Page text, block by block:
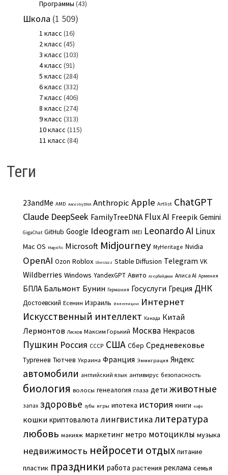
Программы (43)
Школа (1 509)
1 класс (16)
2 класс (45)
3 класс (103)
4 класс (91)
5 класс (284)
6 класс (332)
7 класс (406)
8 класс (274)
9 класс (313)
10 класс (115)
11 класс (84)
Теги
23andMe AMD AncestryDNA Anthropic Apple Artlist ChatGPT
Claude DeepSeek FamilyTreeDNA Flux AI Freepik Gemini
GigaChat GitHub Google Ideogram IMEI Leonardo AI Linux
Mac OS Magnific Microsoft Midjourney MyHeritage Nvidia
OpenAI Ozon Roblox SberJazz Stable Diffusion Telegram VK
Wildberries Windows YandexGPT Авито Азербайджан Алиса AI Армения
БПЛА Бальмонт Бунин Германия Госуслуги Греция ДНК
Достоевский Есенин Израиль Инвестиции Интернет
Искусственный интеллект Канада Китай
Лермонтов Лесков Максим Горький Москва Некрасов
Пушкин Россия СССР США Сбер Средневековье
Тургенев Тютчев Украина Франция Эммиграция Яндекс
автомобили английский язык антивирус безопасность
биология волосы генеалогия глаза дети животные
запах здоровье зубы игры ипотека история книги кофе
кошки криптовалюта лингвистикалитература
любовь макияж маркетинг метро мотоциклы музыка
недвижимость нейросети отдых питание
пластик праздники работа растения реклама семья